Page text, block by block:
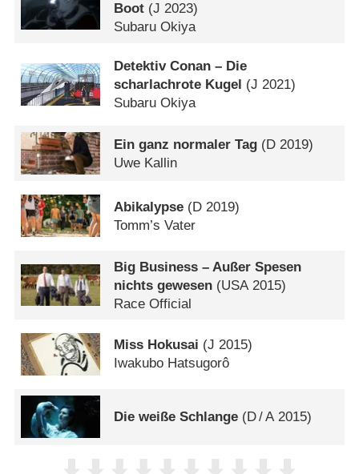
Boot (J 2023)
Subaru Okiya
Detektiv Conan – Die
scharlachrote Kugel (J 2021)
Subaru Okiya
Ein ganz normaler Tag (D 2019)
Uwe Kallin
Abikalypse (D 2019)
Tomm’s Vater
Big Business – Außer Spesen
nichts gewesen (USA 2015)
Race Official
Miss Hokusai (J 2015)
Iwakubo Hatsugorô
Die weiße Schlange (D/A2015)